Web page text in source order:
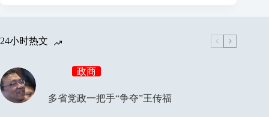
24小时热文
政商
多省党政一把手“争夺”王传福